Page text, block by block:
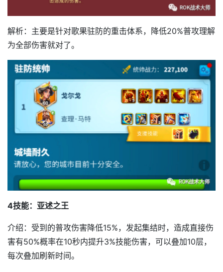
解析：主要是针对歌果驻防的重击体系，降低20%普攻理解
为全部伤害就对了。
4技能：亚述之王
介绍：受到的普攻伤害降低15%，发起集结时，造成直接伤
害有50%概率在10秒内提升3%技能伤害，可以叠加10层，
每次叠加刷新时间。